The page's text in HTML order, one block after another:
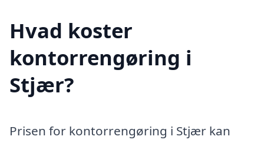
Hvad koster
kontorrengøring i
Stjær?
Prisen for kontorrengøring i Stjær kan